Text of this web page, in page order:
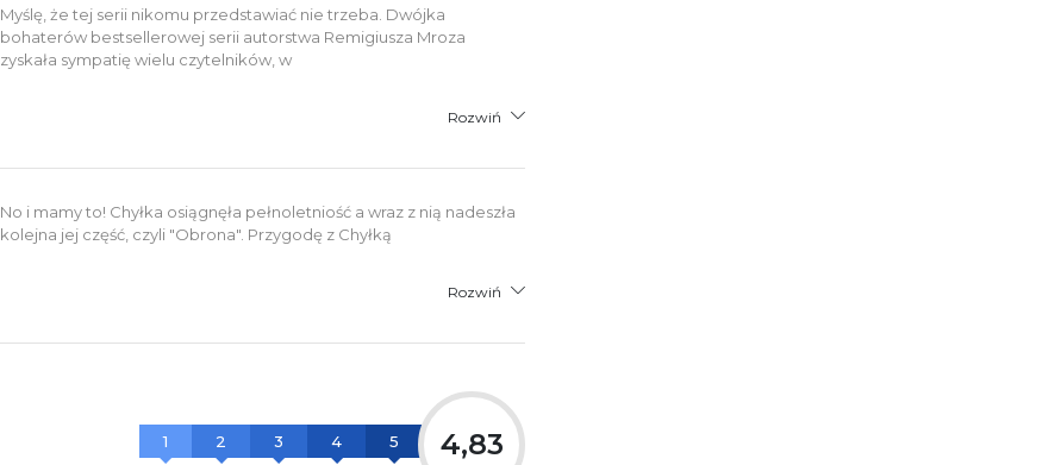
Myślę, że tej serii nikomu przedstawiać nie trzeba. Dwójka
bohaterów bestsellerowej serii autorstwa Remigiusza Mroza
zyskała sympatię wielu czytelników, w
Rozwiń
No i mamy to! Chyłka osiągnęła pełnoletniość a wraz z nią nadeszła
kolejna jej część, czyli "Obrona". Przygodę z Chyłką
Rozwiń
1
2
3
4
5
4,83